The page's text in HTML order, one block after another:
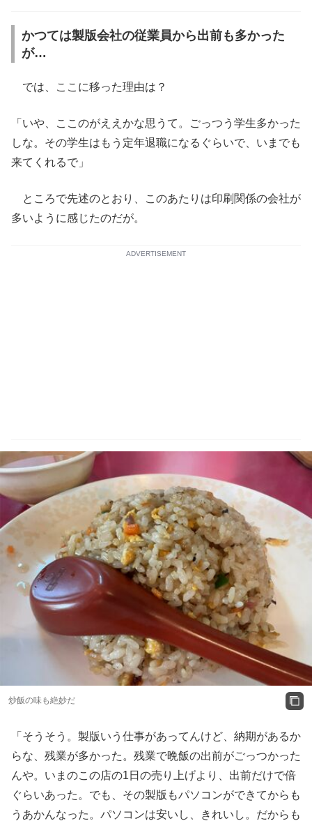
かつては製版会社の従業員から出前も多かった
が…
では、ここに移った理由は？
「いや、ここのがええかな思うて。ごっつう学生多かった
しな。その学生はもう定年退職になるぐらいで、いまでも
来てくれるで」
ところで先述のとおり、このあたりは印刷関係の会社が
多いように感じたのだが。
ADVERTISEMENT
炒飯の味も絶妙だ
「そうそう。製版いう仕事があってんけど、納期があるか
らな、残業が多かった。残業で晩飯の出前がごっつかった
んや。いまのこの店の1日の売り上げより、出前だけで倍
ぐらいあった。でも、その製版もパソコンができてからも
うあかんなった。パソコンは安いし、きれいし。だからも